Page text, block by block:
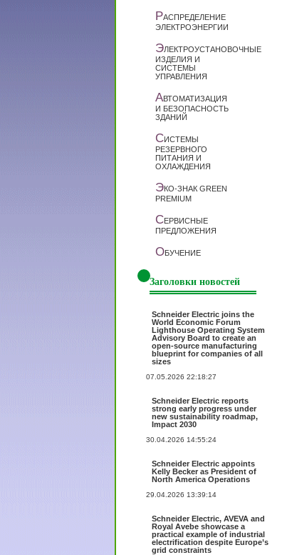
РАСПРЕДЕЛЕНИЕ
ЭЛЕКТРОЭНЕРГИИ
ЭЛЕКТРОУСТАНОВОЧНЫЕ
ИЗДЕЛИЯ И
СИСТЕМЫ
УПРАВЛЕНИЯ
АВТОМАТИЗАЦИЯ
И БЕЗОПАСНОСТЬ
ЗДАНИЙ
СИСТЕМЫ
РЕЗЕРВНОГО
ПИТАНИЯ И
ОХЛАЖДЕНИЯ
ЭКО-ЗНАК GREEN
PREMIUM
СЕРВИСНЫЕ
ПРЕДЛОЖЕНИЯ
ОБУЧЕНИЕ
Заголовки новостей
Schneider Electric joins the
World Economic Forum
Lighthouse Operating System
Advisory Board to create an
open-source manufacturing
blueprint for companies of all
sizes
07.05.2026 22:18:27
Schneider Electric reports
strong early progress under
new sustainability roadmap,
Impact 2030
30.04.2026 14:55:24
Schneider Electric appoints
Kelly Becker as President of
North America Operations
29.04.2026 13:39:14
Schneider Electric, AVEVA and
Royal Avebe showcase a
practical example of industrial
electrification despite Europe’s
grid constraints